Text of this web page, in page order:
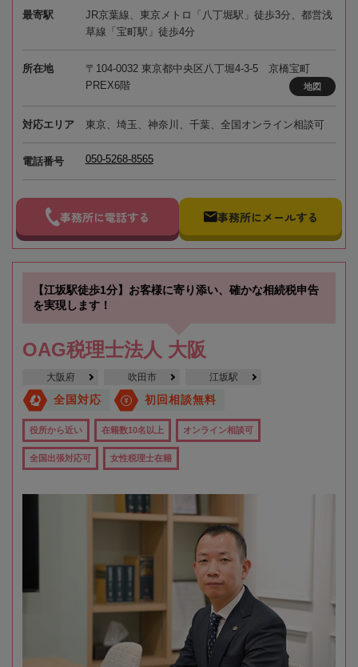
最寄駅
JR京葉線、東京メトロ「八丁堀駅」徒歩3分、都営浅
草線「宝町駅」徒歩4分
所在地
〒104-0032 東京都中央区八丁堀4-3-5 京橋宝町
PREX6階
地図
対応エリア 東京、埼玉、神奈川、千葉、全国オンライン相談可
電話番号 050-5268-8565
事務所に電話する 事務所にメールする
【江坂駅徒歩1分】お客様に寄り添い、確かな相続税申告
を実現します！
OAG税理士法人 大阪
大阪府 吹田市 江坂駅
全国対応 初回相談無料
役所から近い 在籍数10名以上 オンライン相談可
全国出張対応可 女性税理士在籍